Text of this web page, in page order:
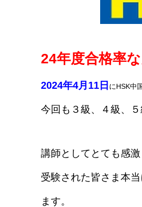
24年度合格率
2024年4月11日 にHSK中
今回も３級、４級、
講師としてとても感激
受験された皆さま本
ます。